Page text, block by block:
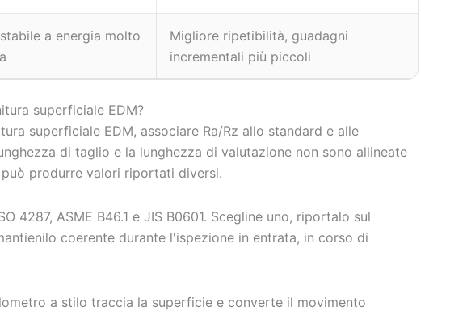
a energia molto
Migliore ripetibilità, guadagni
incrementali più piccoli
superficiale EDM?
superficiale EDM, associare Ra/Rz allo standard e alle
di taglio e la lunghezza di valutazione non sono allineate
produrre valori riportati diversi.
4287, ASME B46.1 e JIS B0601. Scegline uno, riportalo sul
coerente durante l'ispezione in entrata, in corso di
a stilo traccia la superficie e converte il movimento